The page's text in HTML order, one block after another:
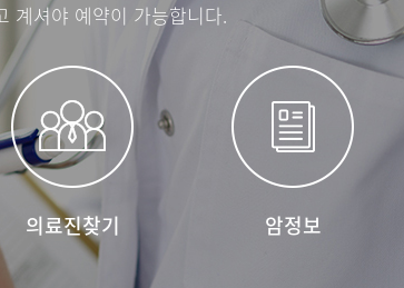
의료진찾기 암정보
계셔야 예약이 가능합니다.